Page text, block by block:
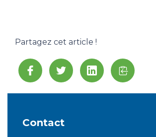
Partagez cet article !
Contact